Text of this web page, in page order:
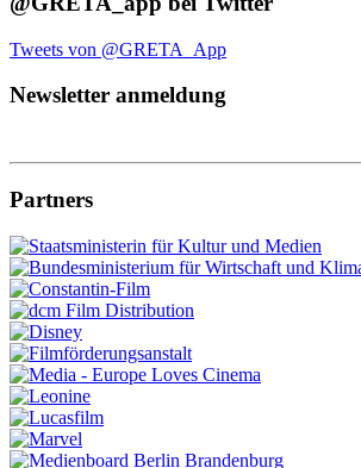
Tweets von @GRETA_App
Newsletter anmeldung
Partners